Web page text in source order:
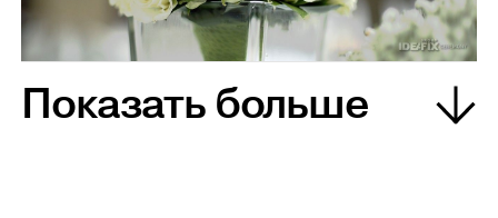
Показать больше